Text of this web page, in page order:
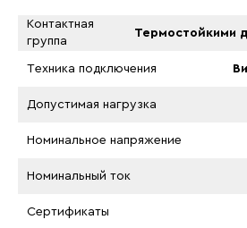
Контактная
группа
Термостойкими
Tехника подключения
Допустимая нагрузка
Номинальное напряжение
Номинальный ток
Сертификаты